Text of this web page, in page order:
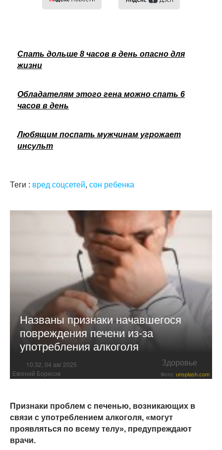
Спать дольше 8 часов в день опасно для
жизни
Обладателям этого гена можно спать 6
часов в день
Любящим поспать мужчинам угрожает
инсульт
Теги : вред соцсетей, сон ребенка
Названы признаки начавшегося
повреждения печени из-за
употребления алкоголя
10:32, 04 авг 2025 Здоровье
Евгений Борисов Фото: unsplash.com
Признаки проблем с печенью, возникающих в
связи с употреблением алкоголя, «могут
проявляться по всему телу», предупреждают
врачи.